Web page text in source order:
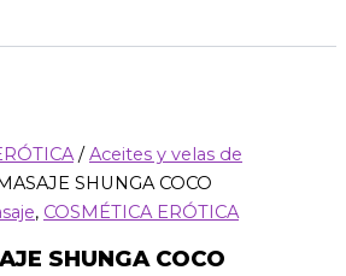
/Aceites y velas de
SHUNGA COCO
, COSMÉTICA ERÓTICA
SHUNGA COCO